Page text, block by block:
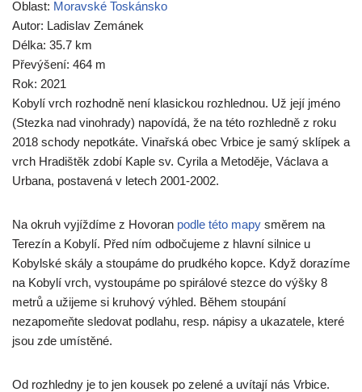
Oblast: Moravské Toskánsko
Autor: Ladislav Zemánek
Délka: 35.7 km
Převýšení: 464 m
Rok: 2021
Kobylí vrch rozhodně není klasickou rozhlednou. Už její jméno
(Stezka nad vinohrady) napovídá, že na této rozhledně z roku
2018 schody nepotkáte. Vinařská obec Vrbice je samý sklípek a
vrch Hradištěk zdobí Kaple sv. Cyrila a Metoděje, Václava a
Urbana, postavená v letech 2001-2002.
Na okruh vyjíždíme z Hovoran podle této mapy směrem na
Terezín a Kobylí. Před ním odbočujeme z hlavní silnice u
Kobylské skály a stoupáme do prudkého kopce. Když dorazíme
na Kobylí vrch, vystoupáme po spirálové stezce do výšky 8
metrů a užijeme si kruhový výhled. Během stoupání
nezapomeňte sledovat podlahu, resp. nápisy a ukazatele, které
jsou zde umístěné.
Od rozhledny je to jen kousek po zelené a uvítají nás Vrbice.